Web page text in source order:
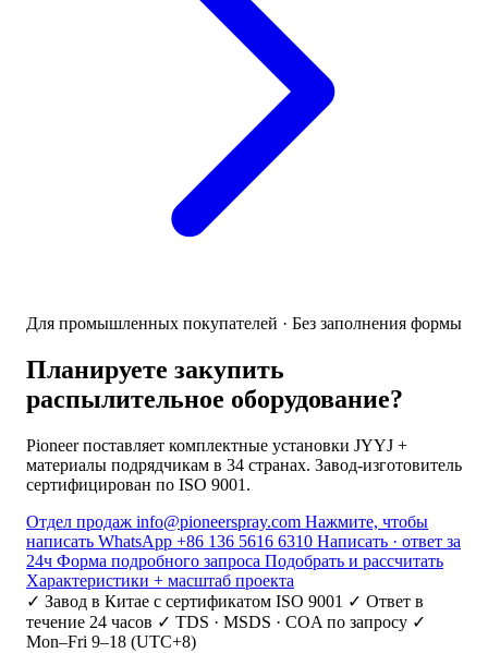
Для промышленных покупателей · Без заполнения формы
Планируете закупить
распылительное оборудование?
Pioneer поставляет комплектные установки JYYJ +
материалы подрядчикам в 34 странах. Завод-изготовитель
сертифицирован по ISO 9001.
Отдел продаж info@pioneerspray.com Нажмите, чтобы
написать WhatsApp +86 136 5616 6310 Написать · ответ за
24ч Форма подробного запроса Подобрать и рассчитать
Характеристики + масштаб проекта
✓ Завод в Китае с сертификатом ISO 9001 ✓ Ответ в
течение 24 часов ✓ TDS · MSDS · COA по запросу ✓
Mon–Fri 9–18 (UTC+8)